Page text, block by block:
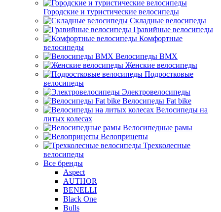
Городские и туристические велосипеды
Складные велосипеды
Гравийные велосипеды
Комфортные
велосипеды
Велосипеды BMX
Женские велосипеды
Подростковые
велосипеды
Электровелосипеды
Велосипеды Fat bike
Велосипеды на
литых колесах
Велосипедные рамы
Велоприцепы
Трехколесные
велосипеды
Все бренды
Aspect
AUTHOR
BENELLI
Black One
Bulls